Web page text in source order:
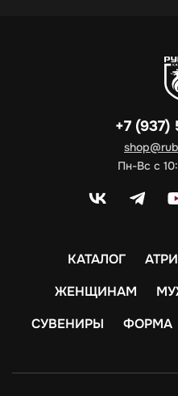
+7 (937)
Пн-Вс с
КАТАЛОГ
ЖЕНЩИНАМ
СУВЕНИРЫ
ФОРМА